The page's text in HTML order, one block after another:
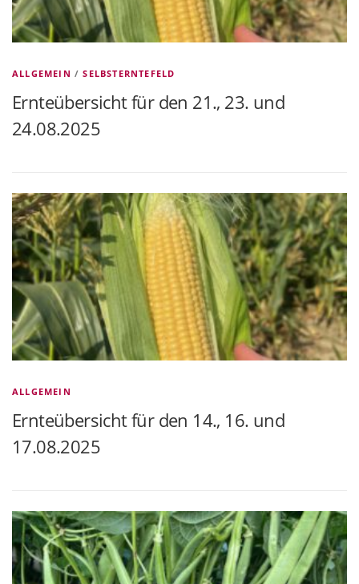
ALLGEMEIN /SELBSTERNTEFELD
Ernteübersicht für den 21., 23. und
24.08.2025
ALLGEMEIN
Ernteübersicht für den 14., 16. und
17.08.2025